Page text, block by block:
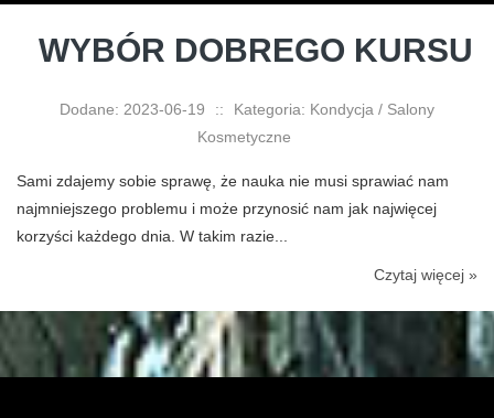
WYBÓR DOBREGO KURSU
Dodane: 2023-06-19 ::
Kategoria: Kondycja / Salony
Kosmetyczne
Sami zdajemy sobie sprawę, że nauka nie musi sprawiać nam
najmniejszego problemu i może przynosić nam jak najwięcej
korzyści każdego dnia. W takim razie...
Czytaj więcej »